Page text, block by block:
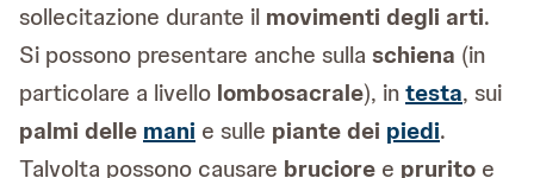
sollecitazione durante il movimenti degli arti.
Si possono presentare anche sulla schiena (in
particolare a livello lombosacrale), intesta, sui
palmi delle mani e sulle piante dei piedi.
Talvolta possono causare bruciore e prurito e